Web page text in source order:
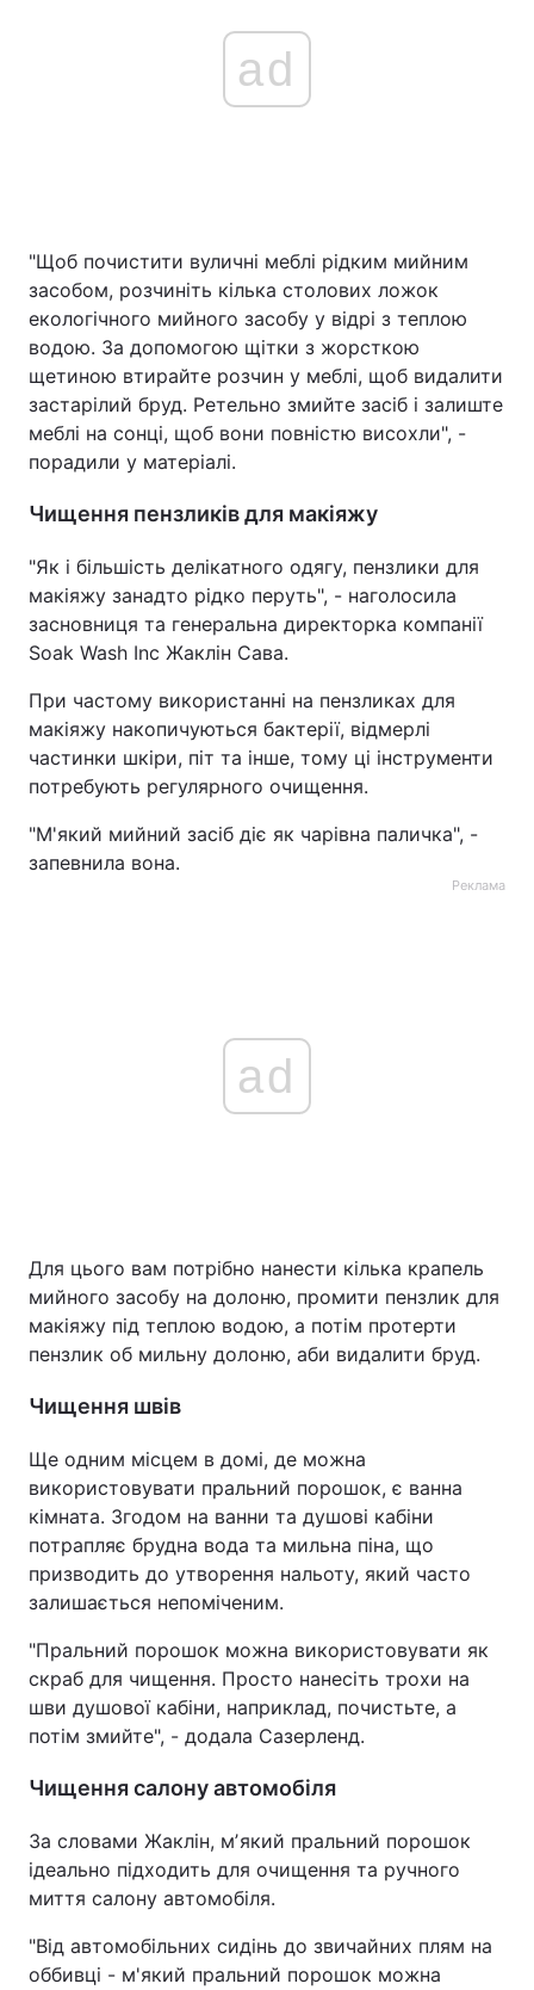
ad
"Щоб почистити вуличні меблі рідким мийним
засобом, розчиніть кілька столових ложок
екологічного мийного засобу у відрі з теплою
водою. За допомогою щітки з жорсткою
щетиною втирайте розчин у меблі, щоб видалити
застарілий бруд. Ретельно змийте засіб і залиште
меблі на сонці, щоб вони повністю висохли", -
порадили у матеріалі.
Чищення пензликів для макіяжу
"Як і більшість делікатного одягу, пензлики для
макіяжу занадто рідко перуть", - наголосила
засновниця та генеральна директорка компанії
Soak Wash Inc Жаклін Сава.
При частому використанні на пензликах для
макіяжу накопичуються бактерії, відмерлі
частинки шкіри, піт та інше, тому ці інструменти
потребують регулярного очищення.
"М'який мийний засіб діє як чарівна паличка", -
запевнила вона.
Реклама
ad
Для цього вам потрібно нанести кілька крапель
мийного засобу на долоню, промити пензлик для
макіяжу під теплою водою, а потім протерти
пензлик об мильну долоню, аби видалити бруд.
Чищення швів
Ще одним місцем в домі, де можна
використовувати пральний порошок, є ванна
кімната. Згодом на ванни та душові кабіни
потрапляє брудна вода та мильна піна, що
призводить до утворення нальоту, який часто
залишається непоміченим.
"Пральний порошок можна використовувати як
скраб для чищення. Просто нанесіть трохи на
шви душової кабіни, наприклад, почистьте, а
потім змийте", - додала Сазерленд.
Чищення салону автомобіля
За словами Жаклін, мʼякий пральний порошок
ідеально підходить для очищення та ручного
миття салону автомобіля.
"Від автомобільних сидінь до звичайних плям на
оббивці - м'який пральний порошок можна